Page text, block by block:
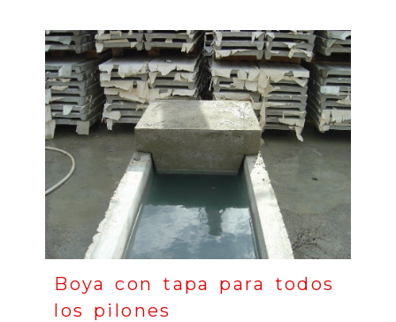
Boya con tapa para todos
los pilones